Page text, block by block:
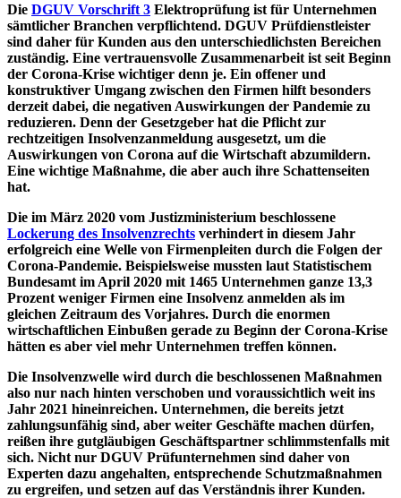
Die DGUV Vorschrift 3 Elektroprüfung ist für Unternehmen
sämtlicher Branchen verpflichtend. DGUV Prüfdienstleister
sind daher für Kunden aus den unterschiedlichsten Bereichen
zuständig. Eine vertrauensvolle Zusammenarbeit ist seit Beginn
der Corona-Krise wichtiger denn je. Ein offener und
konstruktiver Umgang zwischen den Firmen hilft besonders
derzeit dabei, die negativen Auswirkungen der Pandemie zu
reduzieren. Denn der Gesetzgeber hat die Pflicht zur
rechtzeitigen Insolvenzanmeldung ausgesetzt, um die
Auswirkungen von Corona auf die Wirtschaft abzumildern.
Eine wichtige Maßnahme, die aber auch ihre Schattenseiten
hat.
Die im März 2020 vom Justizministerium beschlossene
Lockerung des Insolvenzrechts verhindert in diesem Jahr
erfolgreich eine Welle von Firmenpleiten durch die Folgen der
Corona-Pandemie. Beispielsweise mussten laut Statistischem
Bundesamt im April 2020 mit 1465 Unternehmen ganze 13,3
Prozent weniger Firmen eine Insolvenz anmelden als im
gleichen Zeitraum des Vorjahres. Durch die enormen
wirtschaftlichen Einbußen gerade zu Beginn der Corona-Krise
hätten es aber viel mehr Unternehmen treffen können.
Die Insolvenzwelle wird durch die beschlossenen Maßnahmen
also nur nach hinten verschoben und voraussichtlich weit ins
Jahr 2021 hineinreichen. Unternehmen, die bereits jetzt
zahlungsunfähig sind, aber weiter Geschäfte machen dürfen,
reißen ihre gutgläubigen Geschäftspartner schlimmstenfalls mit
sich. Nicht nur DGUV Prüfunternehmen sind daher von
Experten dazu angehalten, entsprechende Schutzmaßnahmen
zu ergreifen, und setzen auf das Verständnis ihrer Kunden.